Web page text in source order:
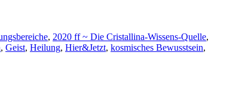
, 2020 ff ~ Die Cristallina-Wissens-Quelle,
, Geist, Heilung, Hier&Jetzt, kosmisches Bewusstsein,